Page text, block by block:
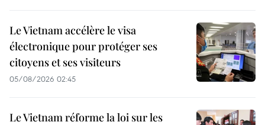
Le Vietnam accélère le visa
électronique pour protéger ses
citoyens et ses visiteurs
05/08/2026 02:45
Le Vietnam réforme la loi sur les